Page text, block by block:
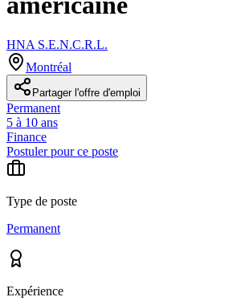
HNA S.E.N.C.R.L.
Montréal
Partager l'offre d'emploi
Permanent
5 à 10 ans
Finance
Postuler pour ce poste
Type de poste
Permanent
Expérience